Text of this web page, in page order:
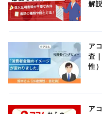
解説
ア
査
性）
ア